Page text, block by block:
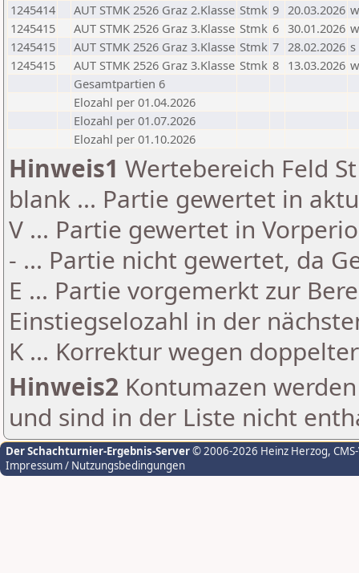
1245414
AUT STMK 2526 Graz 2.Klasse Stmk 9 20.03.2026 w
1245415
AUT STMK 2526 Graz 3.Klasse Stmk 6 30.01.2026 w
1245415
AUT STMK 2526 Graz 3.Klasse Stmk 7 28.02.2026 s
1245415
AUT STMK 2526 Graz 3.Klasse Stmk 8 13.03.2026 w
Gesamtpartien 6
Elozahl per 01.04.2026
Elozahl per 01.07.2026
Elozahl per 01.10.2026
Hinweis1 Wertebereich Feld
blank ... Partie gewertet in
V ... Partie gewertet in
- ... Partie nicht gewertet, da
E ... Partie vorgemerkt zur
Einstiegselozahl in der
K ... Korrektur wegen
Hinweis2 Kontumazen
und sind in der Liste nicht
Der Schachturnier-Ergebnis-Server© 2006-2026 Heinz Herzog,
Impressum / Nutzungsbedingungen